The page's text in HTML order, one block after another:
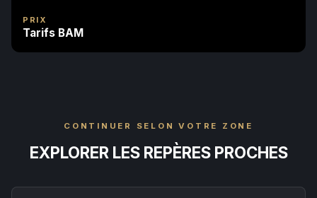
PRIX
Tarifs BAM
CONTINUER SELON VOTRE ZONE
EXPLORER LES REPÈRES PROCHES